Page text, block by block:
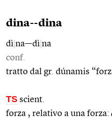
dina--dina
dì na––dì na
conf.
tratto dal gr. dúnamis
TS scient.
forza , relativo a una forza: